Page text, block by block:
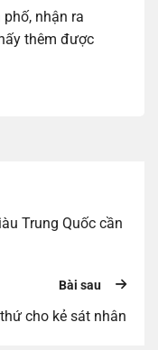
nhận ra
thêm được
Trung Quốc cần
Bài sau
cho kẻ sát nhân